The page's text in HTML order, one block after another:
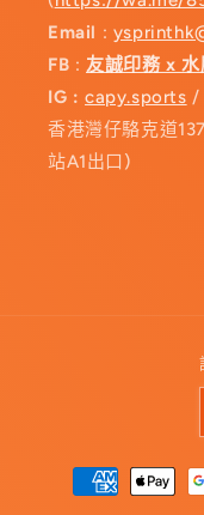
Email :
FB :友誠印務 x 水
IG : capy.sports /
香港灣仔駱克道
站A1出口)
付
款